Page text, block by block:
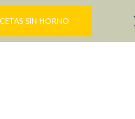
SIN HORNO